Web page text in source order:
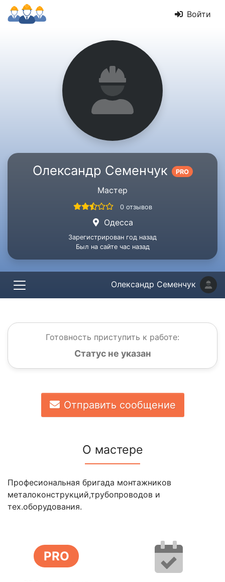
Войти
Олександр Семенчук PRO
Мастер
0 отзывов
Одесса
Зарегистрирован год назад
Был на сайте час назад
Олександр Семенчук
Готовность приступить к работе:
Статус не указан
Отправить сообщение
О мастере
Професиональная бригада монтажников
металоконструкций,трубопроводов и
тех.оборудования.
PRO